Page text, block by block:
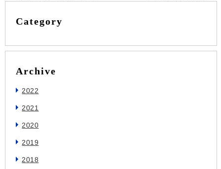
Category
Archive
2022
2021
2020
2019
2018